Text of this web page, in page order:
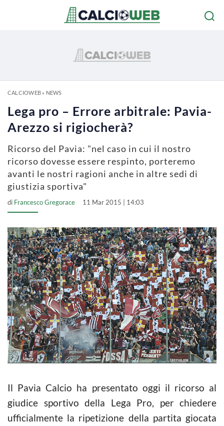
CALCIOWEB» NEWS
Lega pro – Errore arbitrale: Pavia-
Arezzo si rigiocherà?
Ricorso del Pavia: "nel caso in cui il nostro
ricorso dovesse essere respinto, porteremo
avanti le nostri ragioni anche in altre sedi di
giustizia sportiva"
di Francesco Gregorace 11 Mar 2015 | 14:03
Il PaviaCalcio ha presentato oggi il ricorso al
giudice sportivo della Lega Pro, per chiedere
ufficialmente la ripetizione della partita giocata